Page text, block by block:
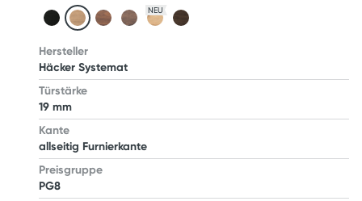
NEU
Hersteller
Häcker Systemat
Türstärke
19 mm
Kante
allseitig Furnierkante
Preisgruppe
PG8